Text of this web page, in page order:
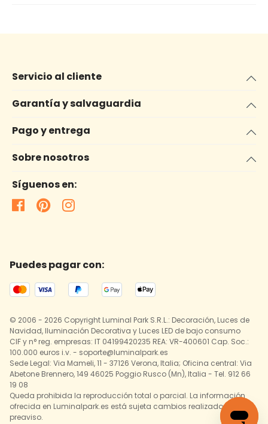
Servicio al cliente
Garantía y salvaguardia
Pago y entrega
Sobre nosotros
Síguenos en:
Puedes pagar con:
© 2006 - 2026 Copyright Luminal Park S.R.L.: Decoración, Luces de
Navidad, Iluminación Decorativa y Luces LED de bajo consumo
CIF y n° reg. empresas: IT 04199420235 REA: VR-400601 Cap. Soc.:
100.000 euros i.v. - soporte@luminalpark.es
Sede Legal: Via Mameli, 11 - 37126 Verona, Italia; Oficina central: Via
Abetone Brennero, 149 46025 Poggio Rusco (Mn), Italia - Tel. 912 66
19 08
Queda prohibida la reproducción total o parcial. La información
ofrecida en Luminalpark.es está sujeta cambios realizados sin
preaviso.